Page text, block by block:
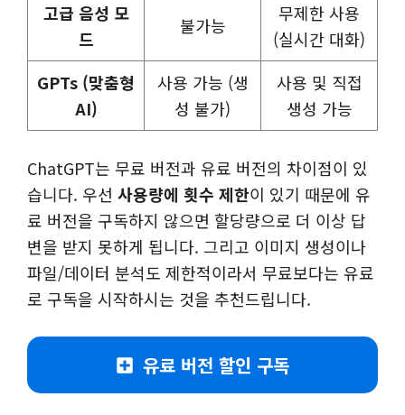
고급 음성 모
드
불가능
무제한 사용
(실시간 대화)
GPTs (맞춤형
AI)
사용 가능 (생
성 불가)
사용 및 직접
생성 가능
ChatGPT는 무료 버전과 유료 버전의 차이점이 있
습니다. 우선 사용량에 횟수 제한이 있기 때문에 유
료 버전을 구독하지 않으면 할당량으로 더 이상 답
변을 받지 못하게 됩니다. 그리고 이미지 생성이나
파일/데이터 분석도 제한적이라서 무료보다는 유료
로 구독을 시작하시는 것을 추천드립니다.
유료 버전 할인 구독